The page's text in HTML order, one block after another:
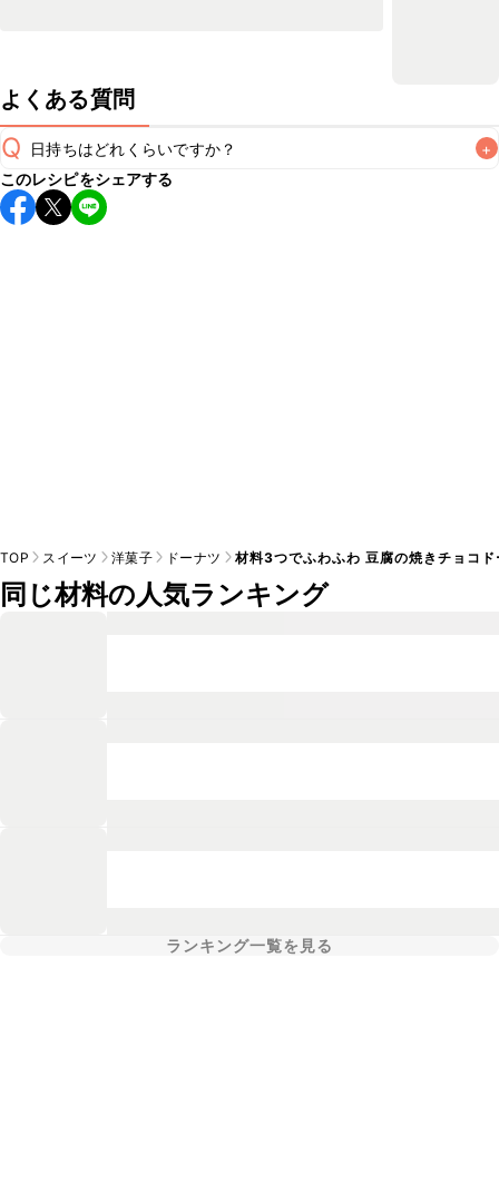
よくある質問
Q 日持ちはどれくらいですか？ +
保存期間は冷蔵で翌日中が目安です。なるべくお早めにお召
し上がりください。
このレシピをシェアする
TOP スイーツ 洋菓子 ドーナツ 材料3つでふわふわ 豆腐の焼きチョコド
同じ材料の人気ランキング
ランキング一覧を見る